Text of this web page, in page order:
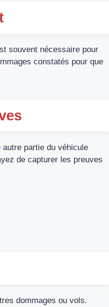
souvent nécessaire pour
constatés pour que
partie du véhicule
de capturer les preuves
dommages ou vols.